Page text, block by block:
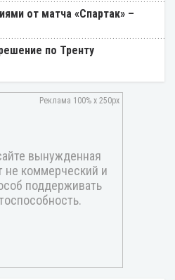
от матча «Спартак» –
по Тренту